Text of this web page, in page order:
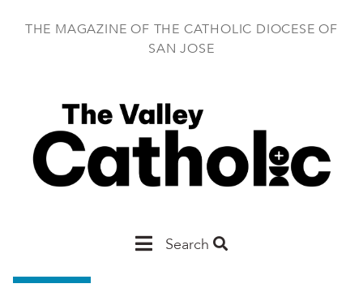
THE MAGAZINE OF THE CATHOLIC DIOCESE OF
SAN JOSE
MainSearch